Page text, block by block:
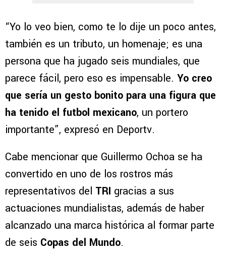
“Yo lo veo bien, como te lo dije un poco antes,
también es un tributo, un homenaje; es una
persona que ha jugado seis mundiales, que
parece fácil, pero eso es impensable. Yo creo
que sería un gesto bonito para una figura que
ha tenido el futbol mexicano, un portero
importante”, expresó en Deportv.
Cabe mencionar que Guillermo Ochoa se ha
convertido en uno de los rostros más
representativos del TRI gracias a sus
actuaciones mundialistas, además de haber
alcanzado una marca histórica al formar parte
de seis Copas del Mundo.